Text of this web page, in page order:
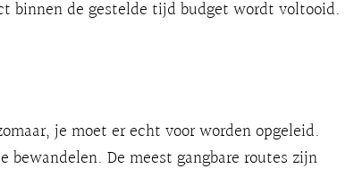
binnen de gestelde tijd budget wordt voltooid.
je moet er echt voor worden opgeleid.
bewandelen. De meest gangbare routes zijn